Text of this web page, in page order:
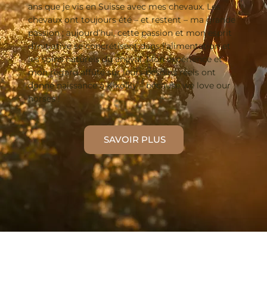
ans que je vis en Suisse avec mes chevaux. Les
chevaux ont toujours été – et restent – ma grande
passion ; aujourd’hui, cette passion et mon esprit
d’initiative se concrétisent dans l’alimentation et
les soins naturels du cheval. Mon expérience et
mon regard affûté sur leurs besoins réels ont
donné naissance à Kikolily – because we love our
horses !
SAVOIR PLUS